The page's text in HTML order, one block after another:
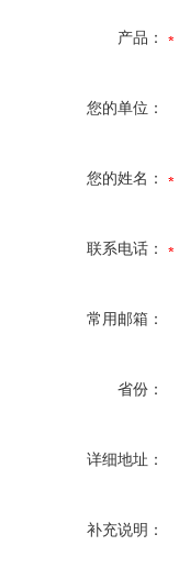
产品：
您的单位：
您的姓名：
联系电话：
常用邮箱：
省份：
详细地址：
补充说明：